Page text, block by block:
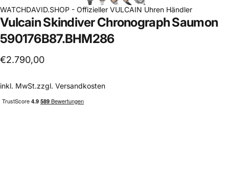
WATCHDAVID.SHOP - Offizieller VULCAIN Uhren Händler
VulcainSkindiverChronographSaumon
590176B87.BHM286
€2.790,00
inkl. MwSt.zzgl. Versandkosten